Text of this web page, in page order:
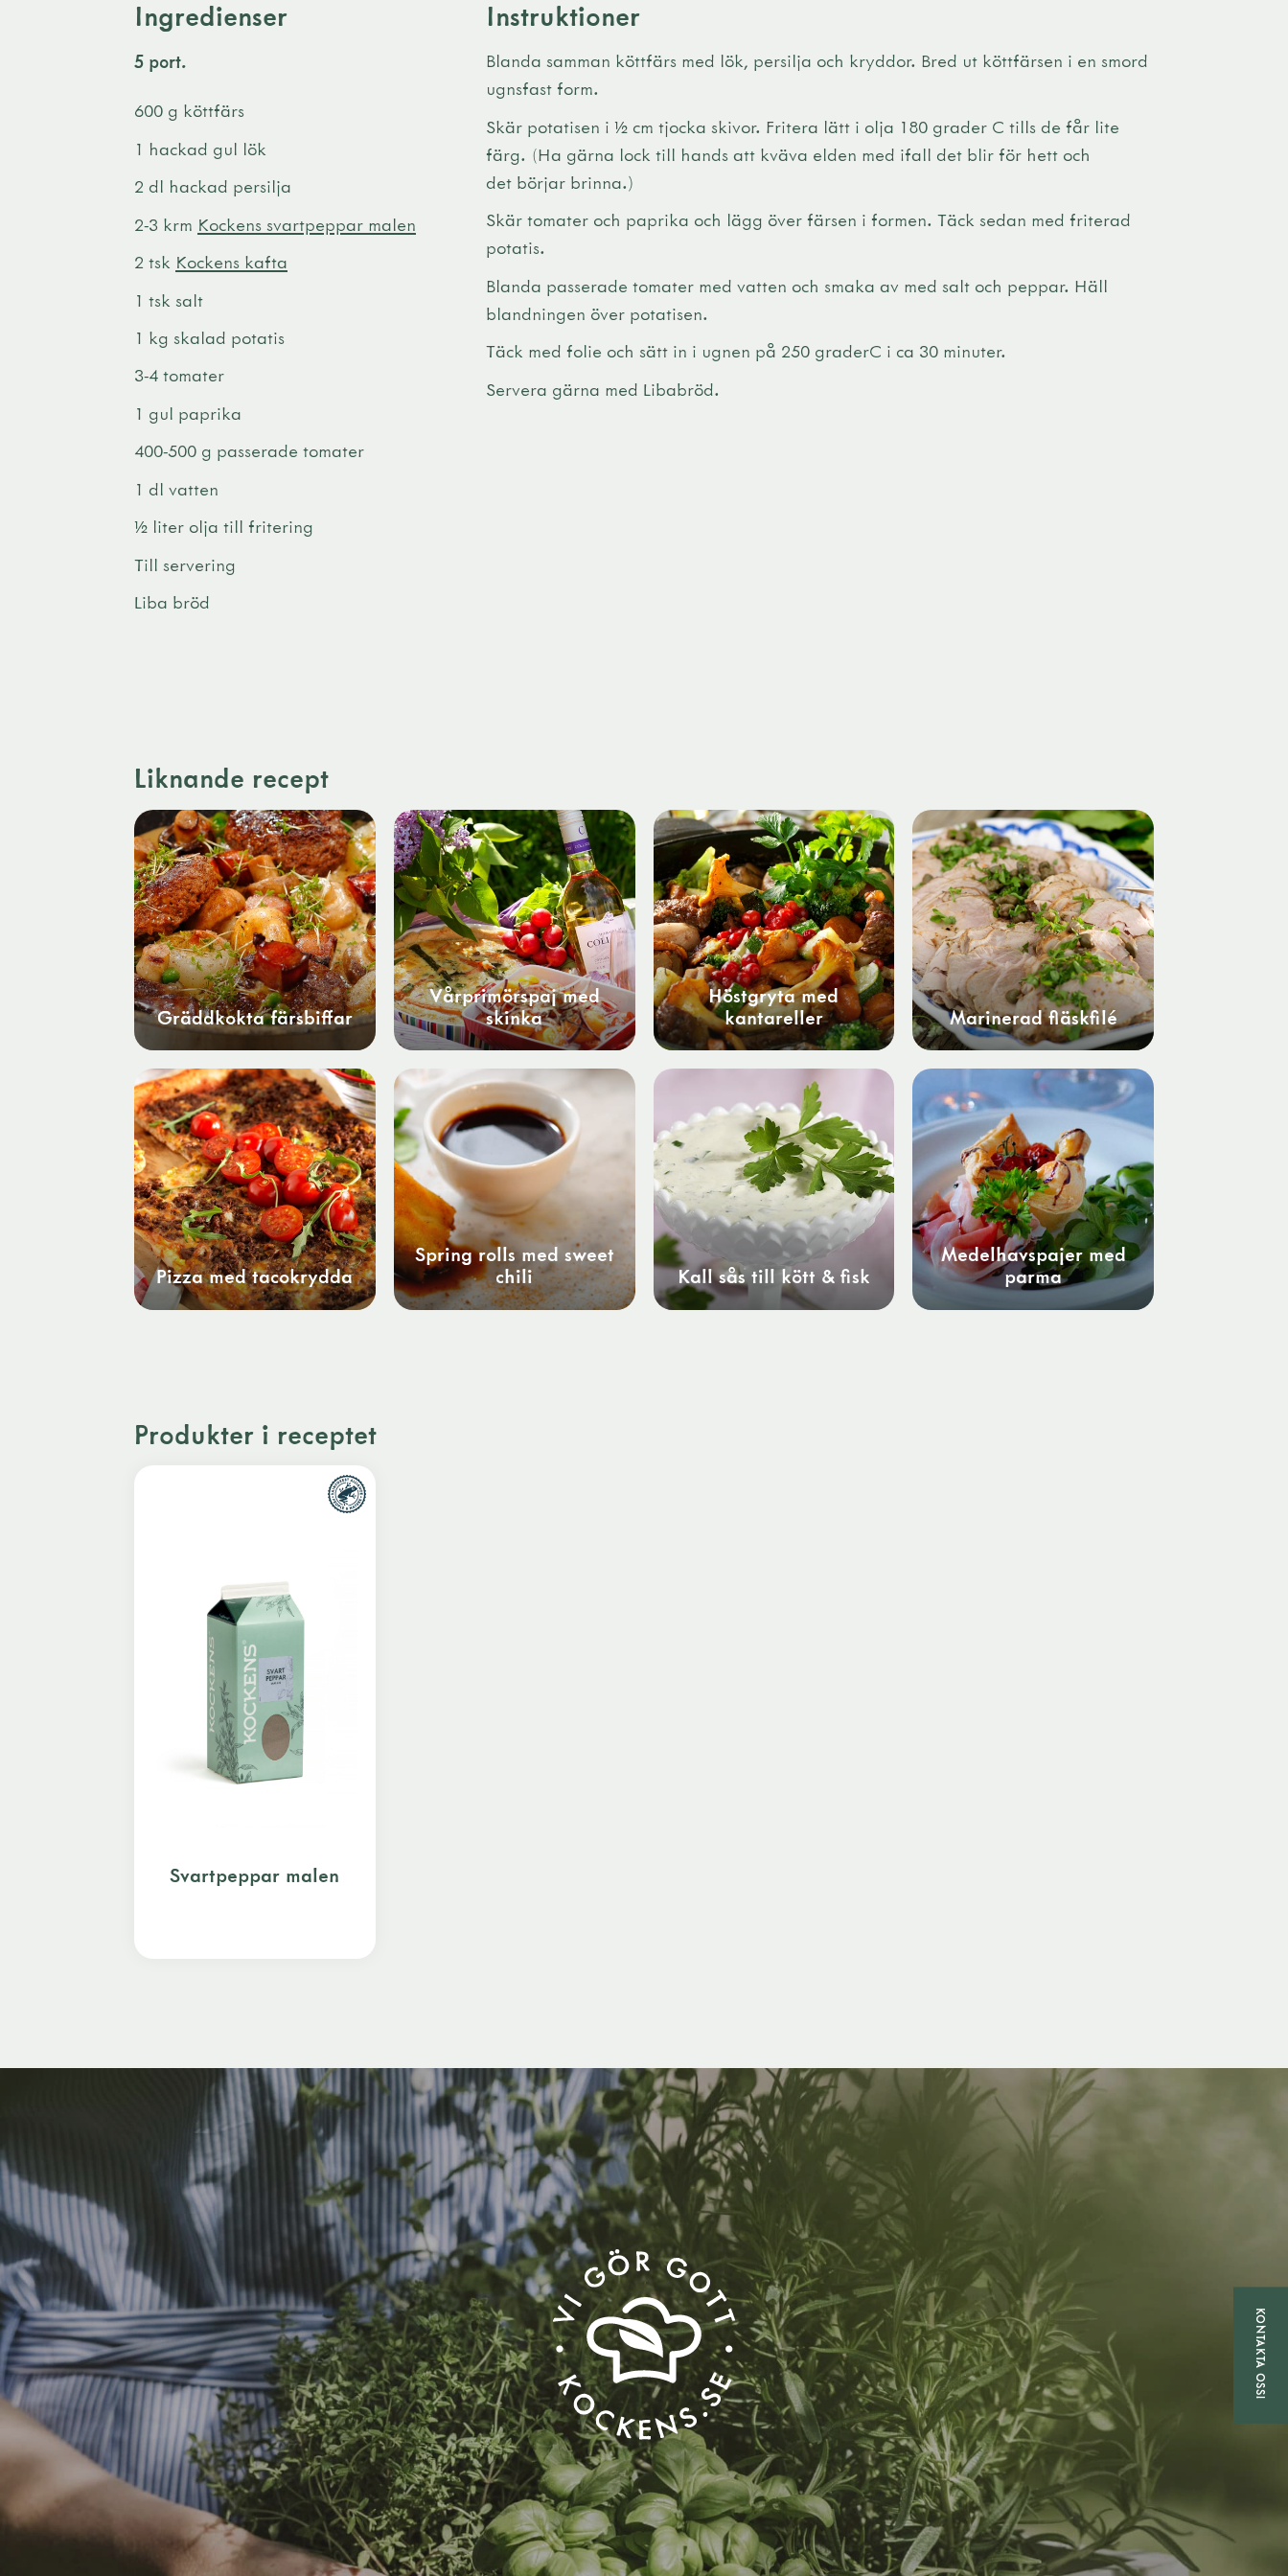
Ingredienser
5 port.
600 g köttfärs
1 hackad gul lök
2 dl hackad persilja
2-3 krm Kockens svartpeppar malen
2 tsk Kockens kafta
1 tsk salt
1 kg skalad potatis
3-4 tomater
1 gul paprika
400-500 g passerade tomater
1 dl vatten
½ liter olja till fritering
Till servering
Liba bröd
Instruktioner
Blanda samman köttfärs med lök, persilja och kryddor. Bred ut köttfärsen i en smord
ugnsfast form.
Skär potatisen i ½ cm tjocka skivor. Fritera lätt i olja 180 grader C tills de får lite
färg. (Ha gärna lock till hands att kväva elden med ifall det blir för hett och
det börjar brinna.)
Skär tomater och paprika och lägg över färsen i formen. Täck sedan med friterad
potatis.
Blanda passerade tomater med vatten och smaka av med salt och peppar. Häll
blandningen över potatisen.
Täck med folie och sätt in i ugnen på 250 graderC i ca 30 minuter.
Servera gärna med Libabröd.
Liknande recept
Gräddkokta färsbiffar
Vårprimörspaj med
skinka
Höstgryta med
kantareller
Marinerad fläskfilé
Pizza med tacokrydda
Spring rolls med sweet
chili
Kall sås till kött & fisk
Medelhavspajer med
parma
Produkter i receptet
Svartpeppar malen
KONTAKTA OSS!